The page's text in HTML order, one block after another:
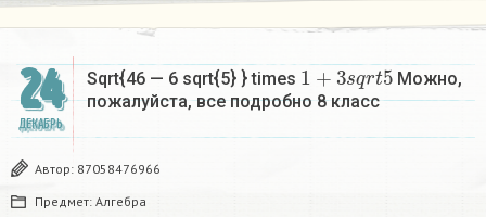
24
ДЕКАБРЬ
Sqrt{46 — 6 sqrt{5} } times
1+3sqrt5
Можно,
пожалуйста, все подробно 8 класс​
Автор: 87058476966
Предмет: Алгебра